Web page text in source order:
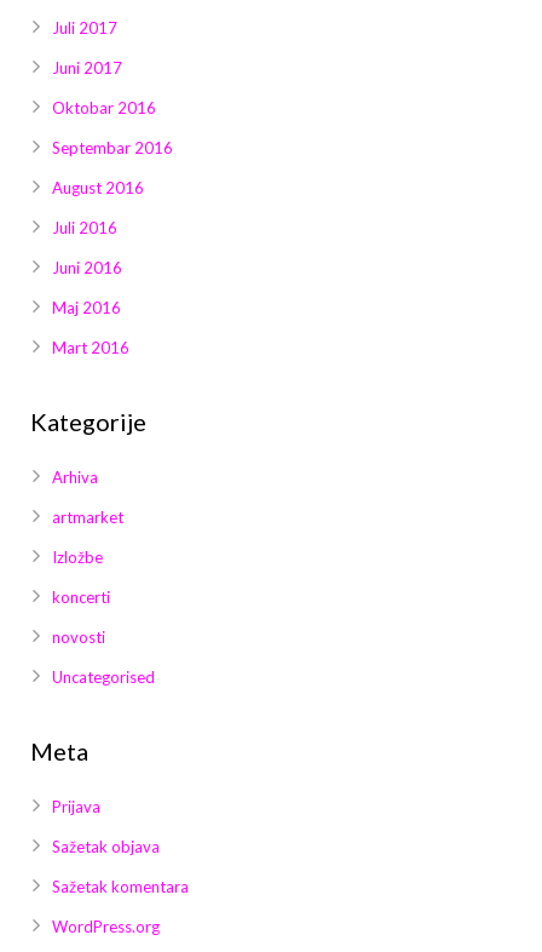
Juli 2017
Juni 2017
Oktobar 2016
Septembar 2016
August 2016
Juli 2016
Juni 2016
Maj 2016
Mart 2016
Kategorije
Arhiva
artmarket
Izložbe
koncerti
novosti
Uncategorised
Meta
Prijava
Sažetak objava
Sažetak komentara
WordPress.org